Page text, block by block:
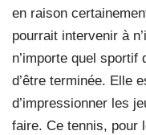
en raison
pourrait intervenir à
n’importe quel sportif
d’être terminée. Elle
d’impressionner les
faire. Ce tennis, pour